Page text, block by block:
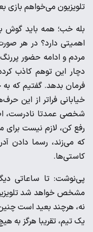
تلویزیون می‌خواهم بازی
بله خب؛‌ همه باید گوش
اهمیتی دارد؟ در هر
مردم و ادامه حضور
دچار این توهم کاذب
فرمان بدهد. گفتیم که به
خیابانی فراتر از این
شخصی عمدتا نادرست،
رفع کن، لازم نیست
که می‌زند، رسما دادن
کاستی‌ها.
پی‌نوشت: تا ساعاتی
مشخص خواهد شد
نه، هرچند بعید است
یک تیم، تقریبا هرگز به